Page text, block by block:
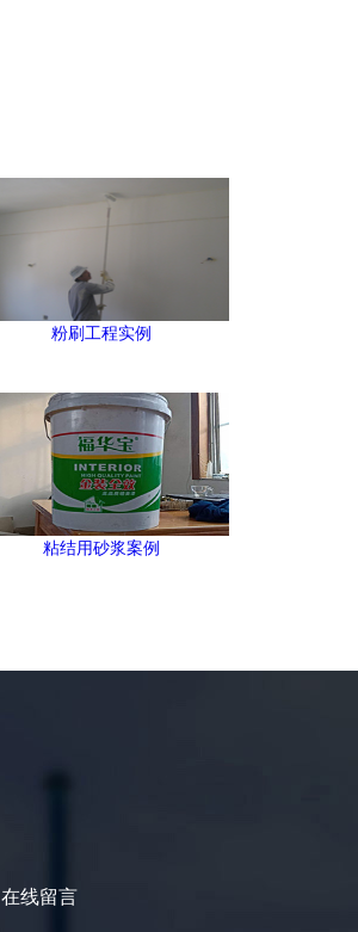
粉刷工程实例
粘结用砂浆案例
在线留言